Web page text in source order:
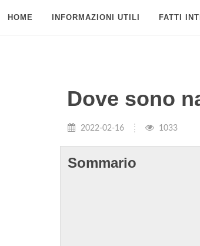
HOME INFORMAZIONI UTILI FATTI
Dove sono
2022-02-16 1033
Sommario